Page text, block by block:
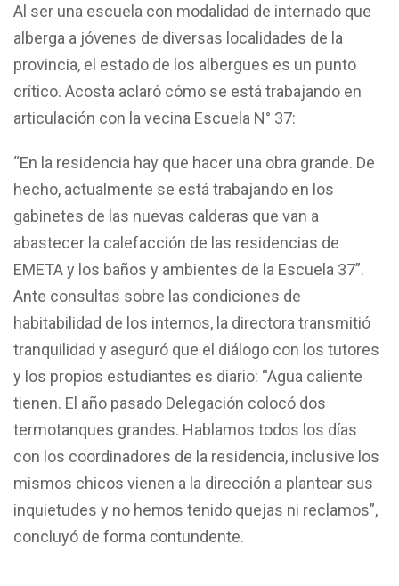
Al ser una escuela con modalidad de internado que
alberga a jóvenes de diversas localidades de la
provincia, el estado de los albergues es un punto
crítico. Acosta aclaró cómo se está trabajando en
articulación con la vecina Escuela N° 37:
“En la residencia hay que hacer una obra grande. De
hecho, actualmente se está trabajando en los
gabinetes de las nuevas calderas que van a
abastecer la calefacción de las residencias de
EMETA y los baños y ambientes de la Escuela 37”.
Ante consultas sobre las condiciones de
habitabilidad de los internos, la directora transmitió
tranquilidad y aseguró que el diálogo con los tutores
y los propios estudiantes es diario: “Agua caliente
tienen. El año pasado Delegación colocó dos
termotanques grandes. Hablamos todos los días
con los coordinadores de la residencia, inclusive los
mismos chicos vienen a la dirección a plantear sus
inquietudes y no hemos tenido quejas ni reclamos”,
concluyó de forma contundente.